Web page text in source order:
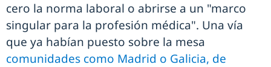
cero la norma laboral o abrirse a un "marco
singular para la profesión médica". Una vía
que ya habían puesto sobre la mesa
comunidades como Madrid o Galicia, de